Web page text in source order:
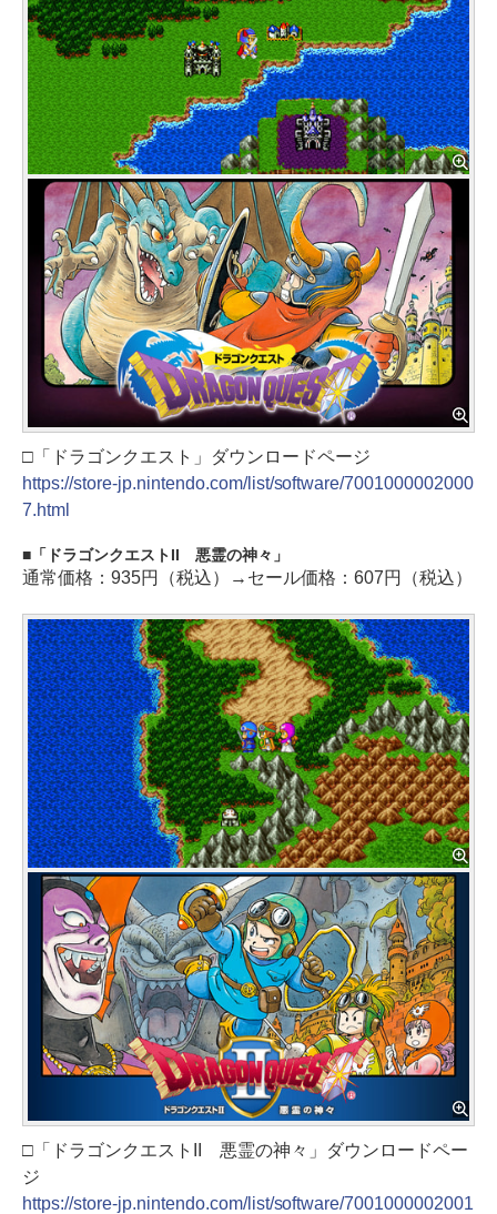
□「ドラゴンクエスト」ダウンロードページ
https://store-jp.nintendo.com/list/software/7001000002000
7.html
「ドラゴンクエストII 悪霊の神々」
通常価格：935円（税込）→セール価格：607円（税込）
□「ドラゴンクエストII 悪霊の神々」ダウンロードペー
ジ
https://store-jp.nintendo.com/list/software/7001000002001